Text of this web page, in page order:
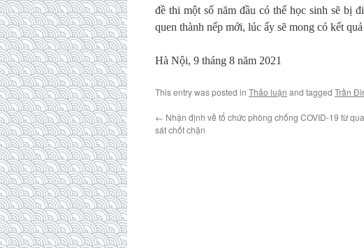
đề thi một số năm đầu có thể học sinh sẽ bị
quen thành nếp mới, lúc ấy sẽ mong có kết
Hà Nội, 9 tháng 8 năm 2021
This entry was posted in Thảo luận and tagged Trần
← Nhận định về tổ chức phòng chống COVID-19 từ
sát chốt chặn